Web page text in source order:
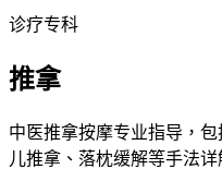
诊疗专科
推拿
中医推拿按摩专业指导，
儿推拿、落枕缓解等手法